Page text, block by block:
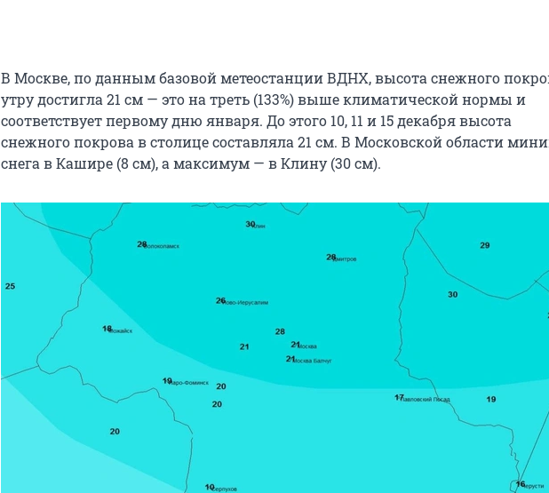
В Москве, по данным базовой метеостанции ВДНХ, высота снежного
утру достигла 21 см — это на треть (133%) выше климатической нормы и
соответствует первому дню января. До этого 10, 11 и 15 декабря высота
снежного покрова в столице составляла 21 см. В Московской области
снега в Кашире (8 см), а максимум — в Клину (30 см).